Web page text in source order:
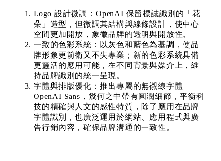
Logo 設計微調：OpenAI 保留標誌識別的「花
朵」造型，但微調其結構與線條設計，使中心
空間更加開放，象徵品牌的透明與開放性。
一致的色彩系統：以灰色和藍色為基調，使品
牌形象更前衛又不失專業；新的色彩系統具備
更靈活的應用可能，在不同背景與媒介上，維
持品牌識別的統一呈現。
字體與排版優化：推出專屬的無襯線字體
OpenAI Sans，幾何之中帶有圓潤細節，平衡科
技的精確與人文的感性特質，除了應用在品牌
字體識別，也廣泛運用於網站、應用程式與廣
告行銷內容，確保品牌溝通的一致性。